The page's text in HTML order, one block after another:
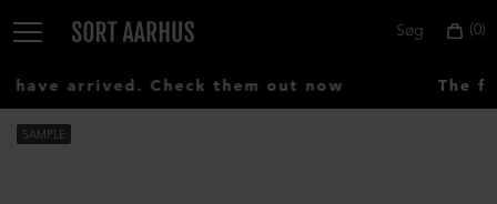
0
Søg
arrived. Check them out now The
SAMPLE